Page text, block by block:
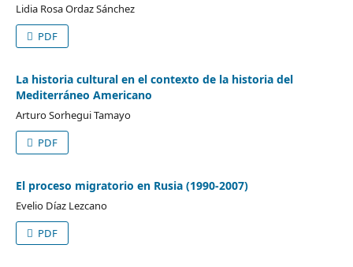
Lidia Rosa Ordaz Sánchez
PDF
La historia cultural en el contexto de la historia del
Mediterráneo Americano
Arturo Sorhegui Tamayo
PDF
El proceso migratorio en Rusia (1990-2007)
Evelio Díaz Lezcano
PDF